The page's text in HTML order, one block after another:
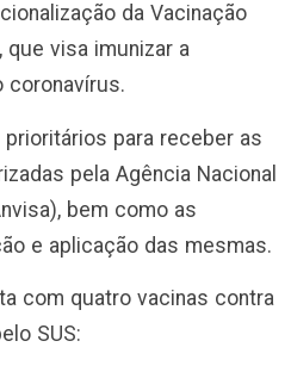
da Vacinação
que visa imunizar a
coronavírus.
para receber as
pela Agência Nacional
bem como as
e aplicação das mesmas.
com quatro vacinas contra
SUS: